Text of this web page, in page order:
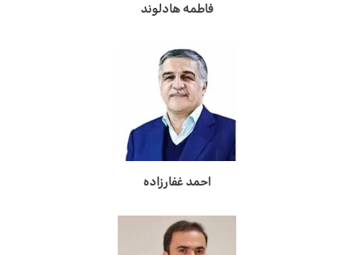
فاطمه هادلوند
احمد غفارزاده